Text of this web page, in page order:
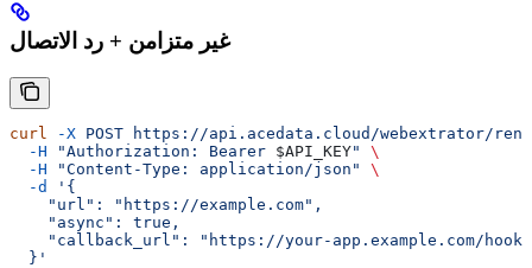
غير متزامن + رد الاتصال
curl -X POST https://api.acedata.cloud/webextrator/
  -H
"Authorization: Bearer $API_KEY"
\
  -H
"Content-Type: application/json"
\
  -d
'{
    "url": "https://example.com",
    "async": true,
"callback_url": "https://your-app.example.com/
  }'